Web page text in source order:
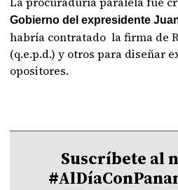
Gobierno del expresidente
habría contratado la firma de
(q.e.p.d.) y otros para diseñar
opositores.
Suscríbete al